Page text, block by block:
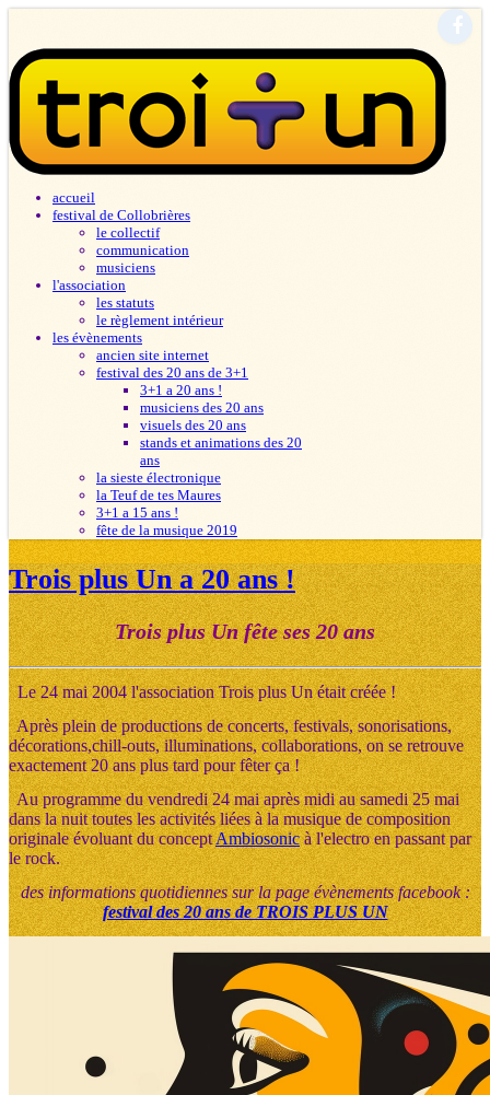
accueil
festival de Collobrières
le collectif
communication
musiciens
l'association
les statuts
le règlement intérieur
les évènements
ancien site internet
festival des 20 ans de 3+1
3+1 a 20 ans !
musiciens des 20 ans
visuels des 20 ans
stands et animations des 20
ans
la sieste électronique
la Teuf de tes Maures
3+1 a 15 ans !
fête de la musique 2019
Trois plus Un a 20 ans !
Trois plus Un fête ses 20 ans
Le 24 mai 2004 l'association Trois plus Un était créée !
Après plein de productions de concerts, festivals, sonorisations,
décorations,chill-outs, illuminations, collaborations, on se retrouve
exactement 20 ans plus tard pour fêter ça !
Au programme du vendredi 24 mai après midi au samedi 25 mai
dans la nuit toutes les activités liées à la musique de composition
originale évoluant du conceptAmbiosonicà l'electro en passant par
le rock.
des informations quotidiennes sur la page évènements facebook :
festival des 20 ans de TROIS PLUS UN